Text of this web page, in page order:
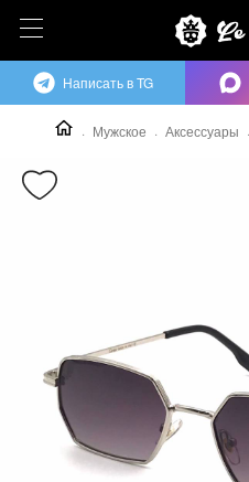
Мужское Аксессуары
Написать в TG